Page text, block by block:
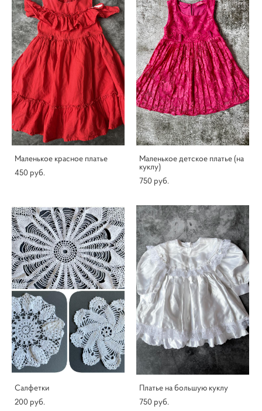
Маленькое красное платье
450 pуб.
Маленькое детское платье (на
куклу)
750 pуб.
Салфетки
200 pуб.
Платье на большую куклу
750 pуб.